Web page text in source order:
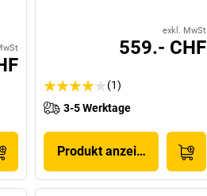
exkl. MwSt
559.- CHF
(1)
3-5 Werktage
Produkt anzeigen